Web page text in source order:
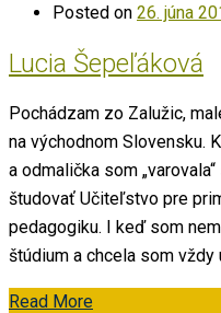
Posted on 26. júna
Lucia Šepeľáková
Pochádzam zo Zalužic,
na východnom Slovensku.
a odmalička som
študovať Učiteľstvo pre
pedagogiku. I keď som
štúdium a chcela som
Read More